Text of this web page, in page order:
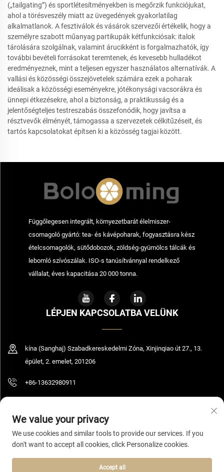
(„tailgating”) és sportlétesítményekben is megőrzik funkciójukat,
ahol a törésveszély miatt az üvegedények gyakorlatilag
alkalmatlanok. A fesztiválok és vásárok szervezői értékelik, hogy a
személyre szabott műanyag partikupák kétfunkciósak: italok
tárolására szolgálnak, valamint árucikként is forgalmazhatók, így
további bevételi forrásokat teremtenek, és kevesebb hulladékot
eredményeznek, mint a teljesen egyszer használatos alternatívák. A
vallási és közösségi összejövetelek számára ezek a poharak
ideálisak a közösségi eseményekre, jótékonysági vacsorákra és
ünnepi étkezésekre, ahol a biztonság, a praktikusság és a
jelentőségteljes testreszabás összefonódik, hogy javítsa a
résztvevők élményét, támogassa a szervezetek célkitűzéseit, és
tartós kapcsolatokat építsen ki a közösség tagjai között.
Függőlegesen integrált, környezetbarát élelmiszer-
csomagoló gyártó: tea- és kávépoharak, fogyasztásra kész
ételcsomagolók, sütődobozok, zöldség-gyümölcs tálcák és
lebomló szívószálak. ISO-s tanúsítvánnyal rendelkező
vállalat, éves kapacitása 20 000 tonna.
LÉPJEN KAPCSOLATBA VELÜNK
kína (Sanghaj) Szabadkereskedelmi Zóna, Xinjinqiao út 27., 13.
épület, 2. emelet, 201206
+86-13632980911
© 2026 Shanghai Bolooming Technology Co., Ltd. Minden jog fenntartva.
Adatvédelmi irányelvek
We value your privacy
We use cookies and similar tools to provide our services. If you
don't want to accept all cookies, click Personalize cookies.
Accept all